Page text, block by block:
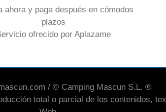
ahora y paga después en cómodos
plazos
ofrecido por Aplazame
/ © Camping Mascun S.L. ®
total o parcial de los contenidos,